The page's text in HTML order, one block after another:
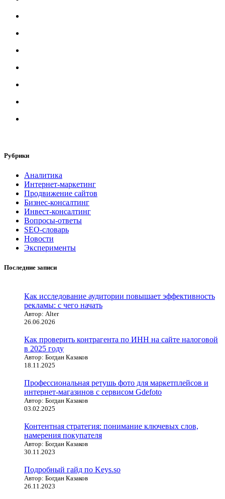
Рубрики
Аналитика
Интернет-маркетинг
Продвижение сайтов
Бизнес-консалтинг
Инвест-консалтинг
Вопросы-ответы
SEO-словарь
Новости
Эксперименты
Последние записи
Как исследование аудитории повышает эффективность
рекламы: с чего начать
Автор: Alter
26.06.2026
Как проверить контрагента по ИНН на сайте налоговой
в 2025 году
Автор: Богдан Казаков
18.11.2025
Профессиональная ретушь фото для маркетплейсов и
интернет-магазинов с сервисом Gdefoto
Автор: Богдан Казаков
03.02.2025
Контентная стратегия: понимание ключевых слов,
намерения покупателя
Автор: Богдан Казаков
30.11.2023
Подробный гайд по Keys.so
Автор: Богдан Казаков
26.11.2023